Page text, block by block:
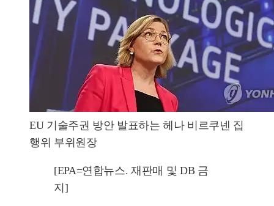
EU 기술주권 방안 발표하는 헤나 비르쿠넨 집
행위 부위원장
[EPA=연합뉴스. 재판매 및 DB 금
지]